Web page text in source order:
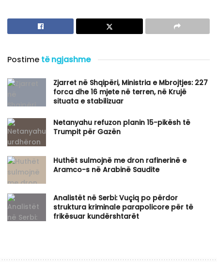
Postime të ngjashme
Zjarret në Shqipëri, Ministria e Mbrojtjes: 227
forca dhe 16 mjete në terren, në Krujë
situata e stabilizuar
Netanyahu refuzon planin 15-pikësh të
Trumpit për Gazën
Huthët sulmojnë me dron rafinerinë e
Aramco-s në Arabinë Saudite
Analistët në Serbi: Vuçiq po përdor
struktura kriminale parapolicore për të
frikësuar kundërshtarët